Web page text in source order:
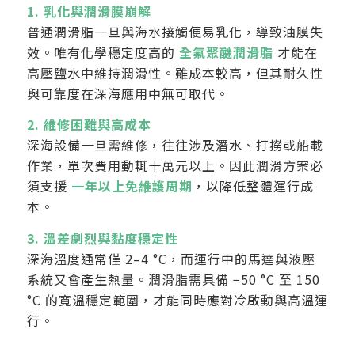
1. 乳化與潤滑膜崩解
普通潤滑脂一旦與海水接觸便易乳化，導致油膜失
效。唯有化學穩定度高的 全氟聚醚潤滑脂 才能在
高壓鹽水中維持潤滑性。雖成本較高，但其耐久性
與可靠度在深海應用中無可取代。
2. 維修困難與高成本
深海設備一旦需維修，往往涉及潛水、打撈或船載
作業，單次費用動輒十萬元以上。因此潤滑方案必
須支援 一年以上免維護周期 ，以降低整體運行成
本。
3. 溫差劇烈與黏度穩定性
深海溫度通常僅 2–4 °C，而運行中的馬達與液壓
系統又會產生熱量。潤滑脂需具備 −50 °C 至 150
°C 的寬溫穩定範圍，才能同時應對冷啟動與高溫運
行。